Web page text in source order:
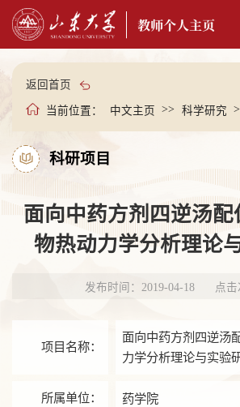
当前位置： 中文主页 >> 科学研究
返回首页
科研项目
面向中药方剂四逆汤
物热动力学分析理论
发布时间：2019-04-18 点
项目名称：
面向中药方剂四逆汤
力学分析理论与实验
所属单位： 药学院